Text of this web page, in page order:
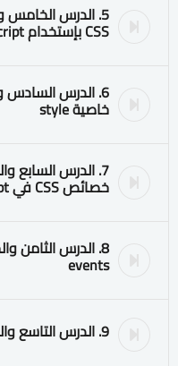
5. الدرس
CSS بإستخدام JavaScript
6. الدرس
خاصية style
7. الدرس السابع
خصائص CSS في JavaScript
8. الدرس الثامن
events
9. الدرس التاسع والخمسون : حدث onclick